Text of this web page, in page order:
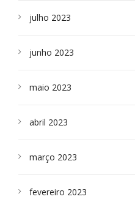
julho 2023
junho 2023
maio 2023
abril 2023
março 2023
fevereiro 2023